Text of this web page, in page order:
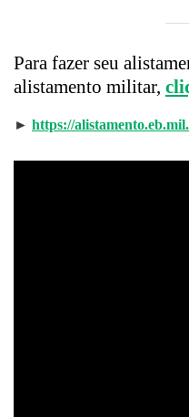
Para fazer seu
alistamento militar,
► https://